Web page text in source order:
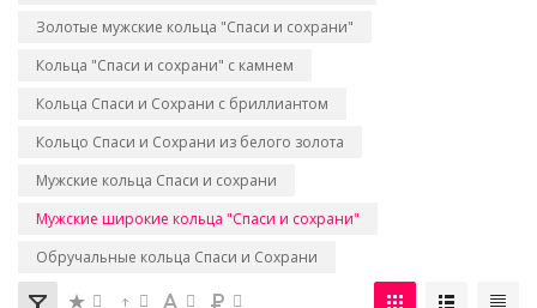
Золотые мужские кольца "Спаси и сохрани"
Кольца "Спаси и сохрани" с камнем
Кольца Спаси и Сохрани с бриллиантом
Кольцо Спаси и Сохрани из белого золота
Мужские кольца Спаси и сохрани
Мужские широкие кольца "Спаси и сохрани"
Обручальные кольца Спаси и Сохрани